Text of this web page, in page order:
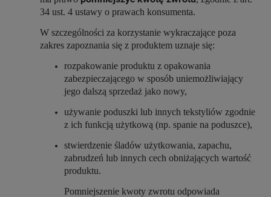
34 ust. 4 ustawy o prawach konsumenta.
W szczególności za korzystanie wykraczające poza
zakres zapoznania się z produktem uznaje się:
rozpakowanie produktu z opakowania
zabezpieczającego w sposób uniemożliwiający
jego dalszą sprzedaż jako nowy,
używanie poduszki lub innych tekstyliów zgodnie
z ich funkcją użytkową (np. spanie na poduszce),
stwierdzenie śladów użytkowania, zapachu,
zabrudzeń lub innych cech obniżających wartość
produktu.
Pomniejszenie kwoty zwrotu odpowiada